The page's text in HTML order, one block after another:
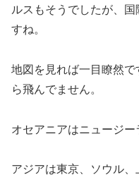
ルスもそうでしたが、
すね。
地図を見れば一目瞭然
ら飛んでません。
オセアニアはニュージー
アジアは東京、ソウル